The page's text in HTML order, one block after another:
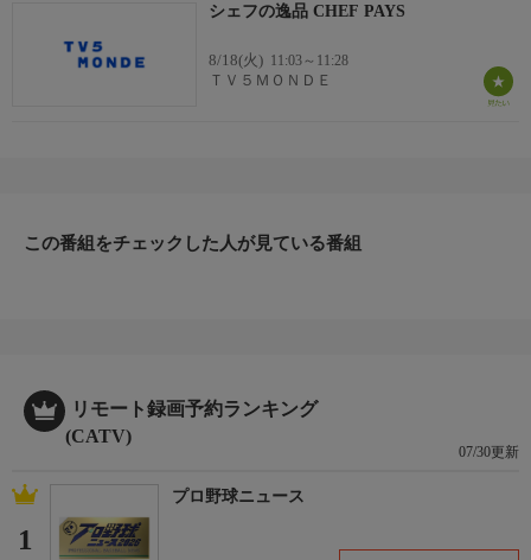
シェフの逸品 CHEF PAYS
8/18(火) 11:03～11:28
ＴＶ５ＭＯＮＤＥ
この番組をチェックした人が見ている番組
リモート録画予約ランキング
(CATV)
07/30更新
1
プロ野球ニュース